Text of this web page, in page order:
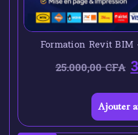
Formation Revit BIM
25.000,00CFA
Ajouter